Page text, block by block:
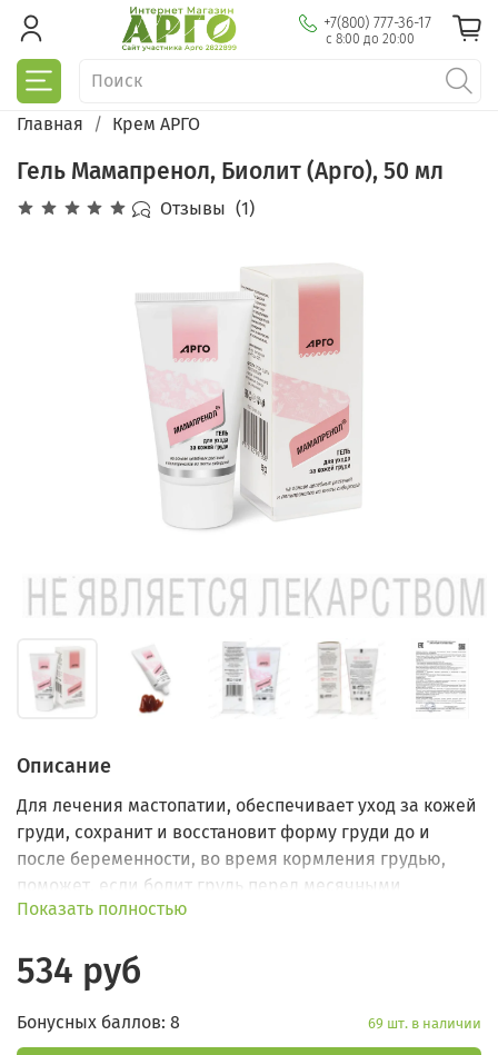
+7(800) 777-36-17
с 8:00 до 20:00
Главная Крем АРГО
Гель Мамапренол, Биолит (Арго), 50 мл
Отзывы (1)
Описание
Для лечения мастопатии, обеспечивает уход за кожей
груди, сохранит и восстановит форму груди до и
после беременности, во время кормления грудью,
поможет, если болит грудь перед месячными
(мастодиния).
Показать полностью
534 руб
Бонусных баллов: 8 69 шт. в наличии